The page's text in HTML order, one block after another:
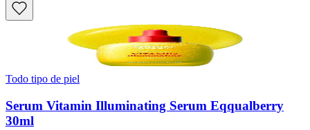
Todo tipo de piel
Serum Vitamin Illuminating Serum Eqqualberry
30ml